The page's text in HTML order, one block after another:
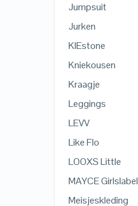
Jumpsuit
Jurken
KIEstone
Kniekousen
Kraagje
Leggings
LEVV
Like Flo
LOOXS Little
MAYCE Girlslabel
Meisjeskleding